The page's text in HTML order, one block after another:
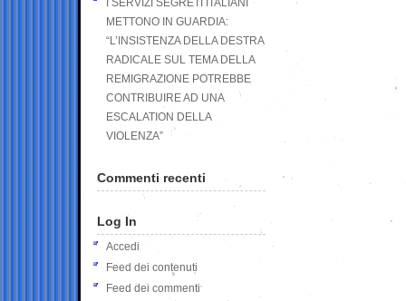
I SERVIZI SEGRETI ITALIANI
METTONO IN GUARDIA:
“L’INSISTENZA DELLA DESTRA
RADICALE SUL TEMA DELLA
REMIGRAZIONE POTREBBE
CONTRIBUIRE AD UNA
ESCALATION DELLA
VIOLENZA”
Commenti recenti
Log In
Accedi
Feed dei contenuti
Feed dei commenti